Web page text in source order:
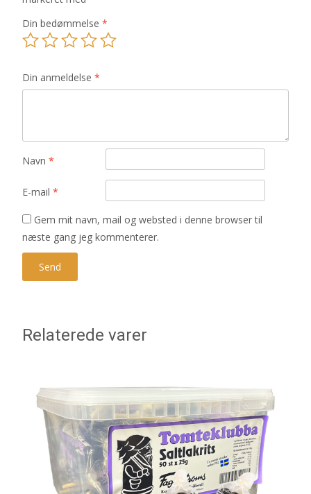
Din bedømmelse *
Din anmeldelse *
Navn *
E-mail *
Gem mit navn, mail og websted i denne browser til
næste gang jeg kommenterer.
Relaterede varer